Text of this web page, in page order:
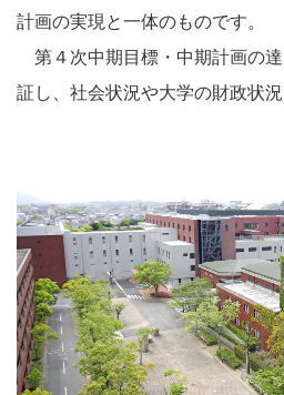
計画の実現と一体のものです。
第４次中期目標・中期計画の
証し、社会状況や大学の財政状